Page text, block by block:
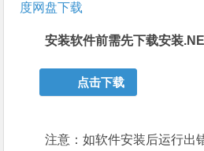
度网盘下载
安装软件前需先下载安装
点击下载
注意：如软件安装后运行出